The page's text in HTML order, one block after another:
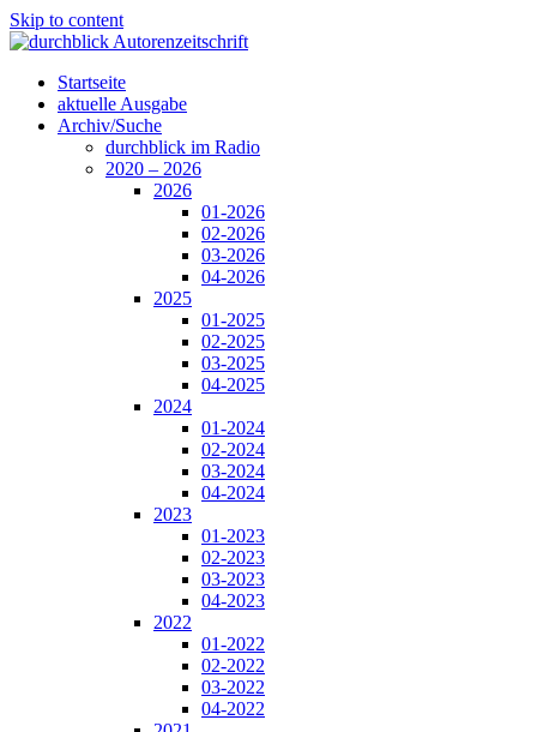
Skip to content
Startseite
aktuelle Ausgabe
Archiv/Suche
durchblick im Radio
2020 – 2026
2026
01-2026
02-2026
03-2026
04-2026
2025
01-2025
02-2025
03-2025
04-2025
2024
01-2024
02-2024
03-2024
04-2024
2023
01-2023
02-2023
03-2023
04-2023
2022
01-2022
02-2022
03-2022
04-2022